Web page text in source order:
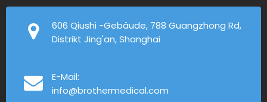
606 Qiushi -Gebäude, 788 Guangzhong Rd,
Distrikt Jing'an, Shanghai
E-Mail:
info@brothermedical.com